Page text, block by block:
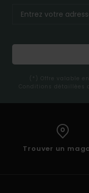
(*) Offre valable
Conditions détaillées
Trouver un